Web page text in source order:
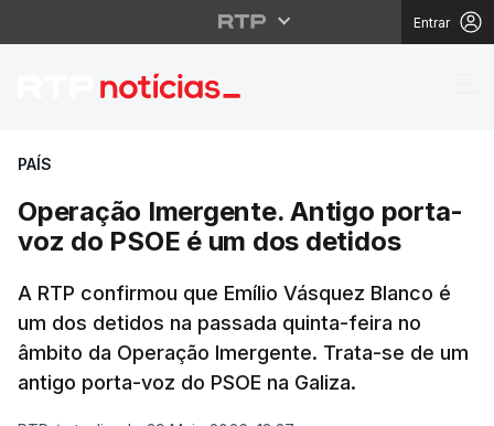
Entrar
Operação Imergente.
PAÍS
Operação Imergente. Antigo porta-
voz do PSOE é um dos detidos
A RTP confirmou que Emílio Vásquez Blanco é
um dos detidos na passada quinta-feira no
âmbito da Operação Imergente. Trata-se de um
antigo porta-voz do PSOE na Galiza.